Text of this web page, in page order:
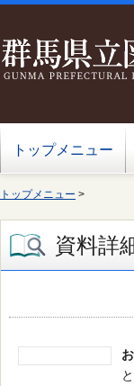
トップメニュー
トップメニュー >
資料詳